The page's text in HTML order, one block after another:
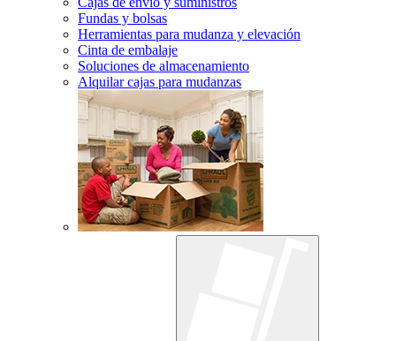
Fundas y bolsas
Herramientas para mudanza y elevación
Cinta de embalaje
Soluciones de almacenamiento
Alquilar cajas para mudanzas